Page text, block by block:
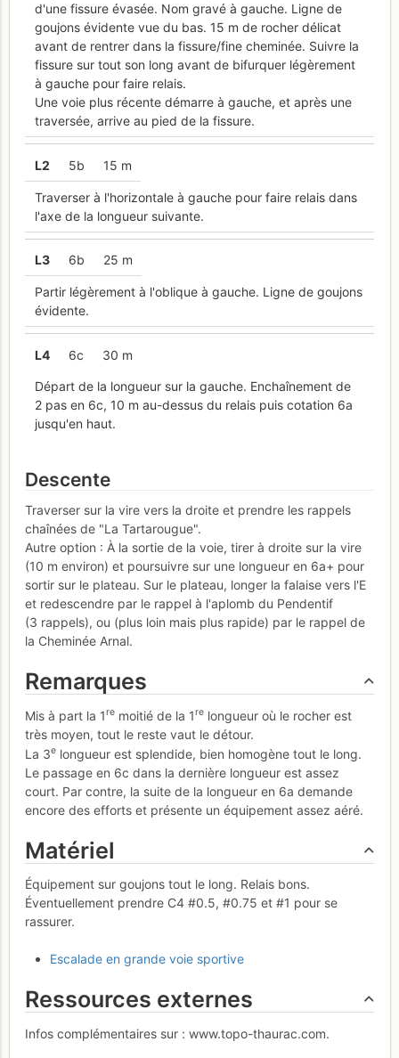
d'une fissure évasée. Nom gravé à gauche. Ligne de
goujons évidente vue du bas. 15 m de rocher délicat
avant de rentrer dans la fissure/fine cheminée. Suivre la
fissure sur tout son long avant de bifurquer légèrement
à gauche pour faire relais.
Une voie plus récente démarre à gauche, et après une
traversée, arrive au pied de la fissure.
L2 5b 15 m
Traverser à l'horizontale à gauche pour faire relais dans
l'axe de la longueur suivante.
L3 6b 25 m
Partir légèrement à l'oblique à gauche. Ligne de goujons
évidente.
L4 6c 30 m
Départ de la longueur sur la gauche. Enchaînement de
2 pas en 6c, 10 m au-dessus du relais puis cotation 6a
jusqu'en haut.
Descente
Traverser sur la vire vers la droite et prendre les rappels
chaînées de "La Tartarougue".
Autre option : À la sortie de la voie, tirer à droite sur la vire
(10 m environ) et poursuivre sur une longueur en 6a+ pour
sortir sur le plateau. Sur le plateau, longer la falaise vers l'E
et redescendre par le rappel à l'aplomb du Pendentif
(3 rappels), ou (plus loin mais plus rapide) par le rappel de
la Cheminée Arnal.
Remarques
Mis à part la 1re moitié de la 1re longueur où le rocher est
très moyen, tout le reste vaut le détour.
La 3e longueur est splendide, bien homogène tout le long.
Le passage en 6c dans la dernière longueur est assez
court. Par contre, la suite de la longueur en 6a demande
encore des efforts et présente un équipement assez aéré.
Matériel
Équipement sur goujons tout le long. Relais bons.
Éventuellement prendre C4 #0.5, #0.75 et #1 pour se
rassurer.
Escalade en grande voie sportive
Ressources externes
Infos complémentaires sur : www.topo-thaurac.com.